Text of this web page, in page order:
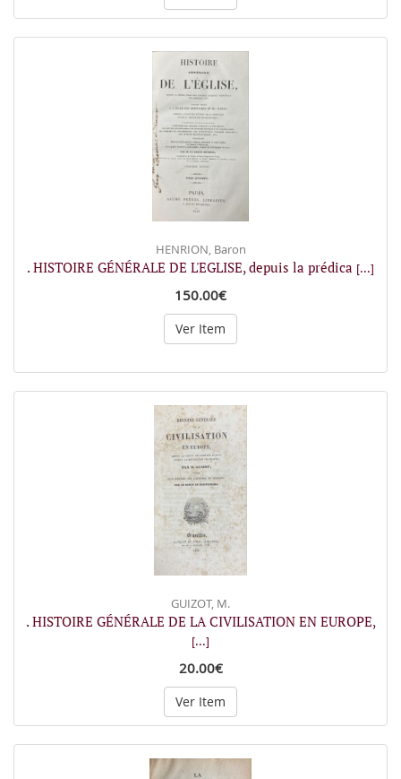
HENRION, Baron
. HISTOIRE GÉNÉRALE DE L'EGLISE, depuis la prédica [...]
150.00€
Ver Item
GUIZOT, M.
. HISTOIRE GÉNÉRALE DE LA CIVILISATION EN EUROPE,
[...]
20.00€
Ver Item